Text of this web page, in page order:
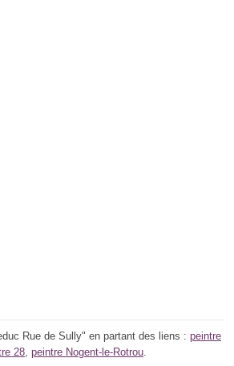
Rue de Sully" en partant des liens : peintre
28, peintre Nogent-le-Rotrou.